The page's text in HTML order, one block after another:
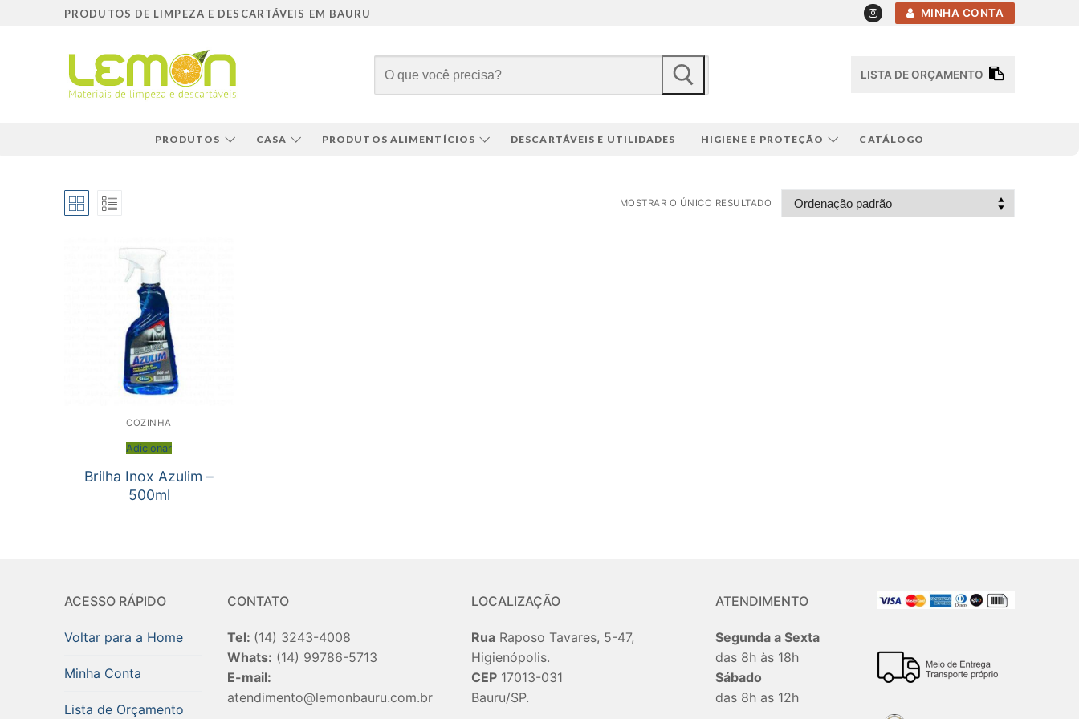
PRODUTOS DE LIMPEZA E DESCARTÁVEIS EM BAURU MINHA CONTA
por:
LISTA DE ORÇAMENTO
PRODUTOS CASA PRODUTOS ALIMENTÍCIOS DESCARTÁVEIS E UTILIDADES HIGIENE E PROTEÇÃO CATÁLOGO
MOSTRAR O ÚNICO RESULTADO
COZINHA
Adicionar
Brilha Inox Azulim –
500ml
ACESSO RÁPIDO
Voltar para a Home
Minha Conta
Lista de Orçamento
CONTATO
Tel: (14) 3243-4008
Whats: (14) 99786-5713
E-mail:
atendimento@lemonbauru.com.br
LOCALIZAÇÃO
RuaRaposo Tavares, 5-47,
Higienópolis.
CEP17013-031
Bauru/SP.
ATENDIMENTO
Segunda a Sexta
das 8h às 18h
Sábado
das 8h as 12h